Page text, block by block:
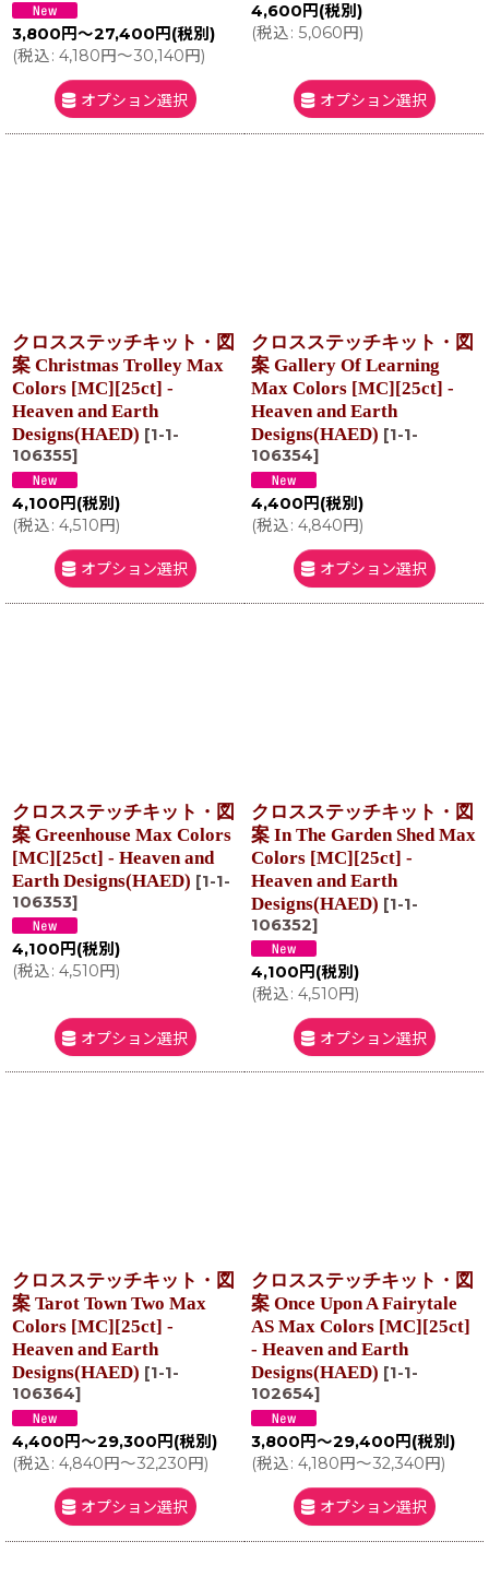
3,800 円～27,400 円 (税別)
(税込: 4,180円～30,140円)
オプション選択
4,600 円 (税別)
(税込: 5,060円)
オプション選択
クロスステッチキット・図
案 Christmas Trolley Max
Colors [MC][25ct] -
Heaven and Earth
Designs(HAED) [1-1-
106355]
4,100 円 (税別)
(税込: 4,510円)
オプション選択
クロスステッチキット・図
案 Gallery Of Learning
Max Colors [MC][25ct] -
Heaven and Earth
Designs(HAED) [1-1-
106354]
4,400 円 (税別)
(税込: 4,840円)
オプション選択
クロスステッチキット・図
案 Greenhouse Max Colors
[MC][25ct] - Heaven and
Earth Designs(HAED) [1-1-
106353]
4,100 円 (税別)
(税込: 4,510円)
オプション選択
クロスステッチキット・図
案 In The Garden Shed Max
Colors [MC][25ct] -
Heaven and Earth
Designs(HAED) [1-1-
106352]
4,100 円 (税別)
(税込: 4,510円)
オプション選択
クロスステッチキット・図
案 Tarot Town Two Max
Colors [MC][25ct] -
Heaven and Earth
Designs(HAED) [1-1-
106364]
4,400 円～29,300 円 (税別)
(税込: 4,840円～32,230円)
オプション選択
クロスステッチキット・図
案 Once Upon A Fairytale
AS Max Colors [MC][25ct]
- Heaven and Earth
Designs(HAED) [1-1-
102654]
3,800 円～29,400 円 (税別)
(税込: 4,180円～32,340円)
オプション選択